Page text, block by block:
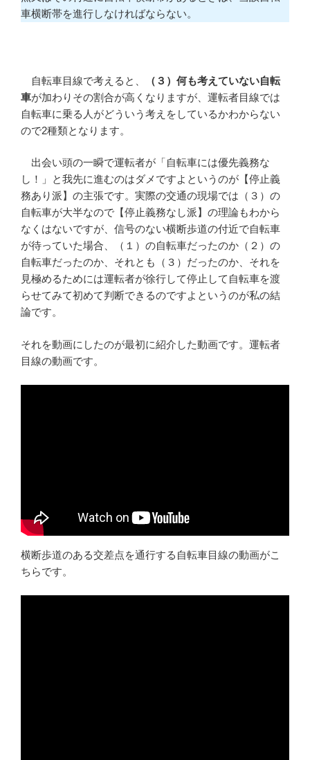
車横断帯を進行しなければならない。
自転車目線で考えると、
（３）何も考えていない自転
車が加わりその割合が高くなりますが、運転者目線では
自転車に乗る人がどういう考えをしているかわからない
ので2種類となります。
出会い頭の一瞬で運転者が「自転車には優先義務な
し！」と我先に進むのはダメですよというのが【停止義
務あり派】の主張です。実際の交通の現場では（３）の
自転車が大半なので【停止義務なし派】の理論もわから
なくはないですが、信号のない横断歩道の付近で自転車
が待っていた場合、（１）の自転車だったのか（２）の
自転車だったのか、それとも（３）だったのか、それを
見極めるためには運転者が徐行して停止して自転車を渡
らせてみて初めて判断できるのですよというのが私の結
論です。
それを動画にしたのが最初に紹介した動画です。運転者
目線の動画です。
横断歩道のある交差点を通行する自転車目線の動画がこ
ちらです。